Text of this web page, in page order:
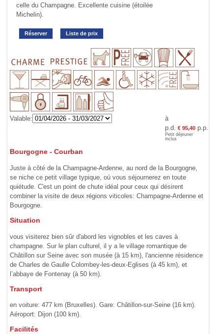
celle du Champagne. Excellente cuisine (étoilée
Michelin).
Réserver Liste de prix
Valable:
à
p.d. € 95,40p.p.
Petit déjeuner
inclus
Bourgogne - Courban
Juste à côté de la Champagne-Ardenne, au nord de la Bourgogne,
se niche ce petit village typique, où vous séjournerez en toute
quiétude. C'est un point de chute idéal pour ceux qui désirent
combiner la visite de deux régions viticoles: Champagne-Ardenne et
Bourgogne.
Situation
vous visiterez bien sûr d'abord les vignobles et les caves à
champagne. Sur le plan culturel, il y a le village romantique de
Châtillon sur Seine avec son musée (à 15 km), l'ancienne résidence
de Charles de Gaulle Colombey-les-deux-Eglises (à 45 km), et
l’abbaye de Fontenay (à 50 km).
Transport
en voiture: 477 km (Bruxelles). Gare: Châtillon-sur-Seine (16 km).
Aéroport: Dijon (100 km).
Facilités